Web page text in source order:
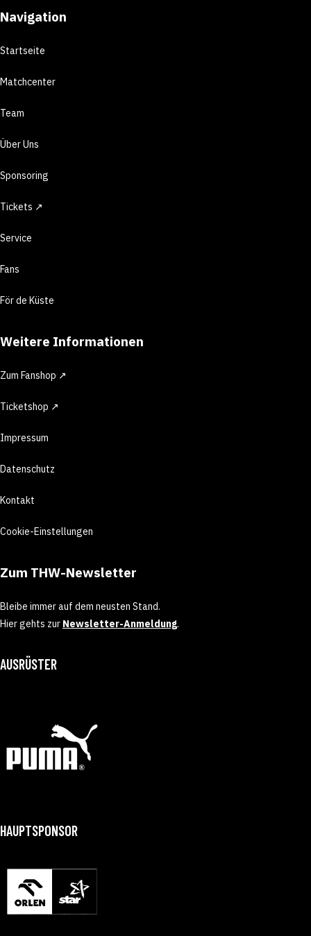
Navigation
Startseite
Matchcenter
Team
Über Uns
Sponsoring
Tickets ↗
Service
Fans
För de Küste
Weitere Informationen
Zum Fanshop ↗
Ticketshop ↗
Impressum
Datenschutz
Kontakt
Cookie-Einstellungen
Zum THW-Newsletter
Bleibe immer auf dem neusten Stand.
Hier gehts zur Newsletter-Anmeldung.
AUSRÜSTER
HAUPTSPONSOR